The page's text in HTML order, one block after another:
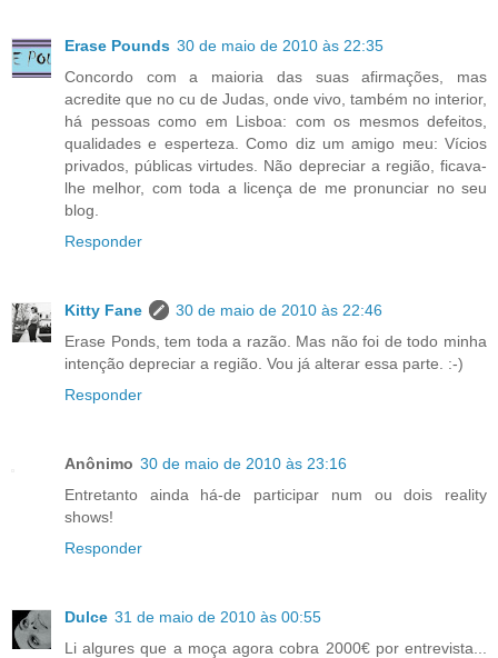
Erase Pounds 30 de maio de 2010 às 22:35
Concordo com a maioria das suas afirmações, mas
acredite que no cu de Judas, onde vivo, também no interior,
há pessoas como em Lisboa: com os mesmos defeitos,
qualidades e esperteza. Como diz um amigo meu: Vícios
privados, públicas virtudes. Não depreciar a região, ficava-
lhe melhor, com toda a licença de me pronunciar no seu
blog.
Responder
Kitty Fane
30 de maio de 2010 às 22:46
Erase Ponds, tem toda a razão. Mas não foi de todo minha
intenção depreciar a região. Vou já alterar essa parte. :-)
Responder
Anônimo 30 de maio de 2010 às 23:16
Entretanto ainda há-de participar num ou dois reality
shows!
Responder
Dulce 31 de maio de 2010 às 00:55
Li algures que a moça agora cobra 2000€ por entrevista...